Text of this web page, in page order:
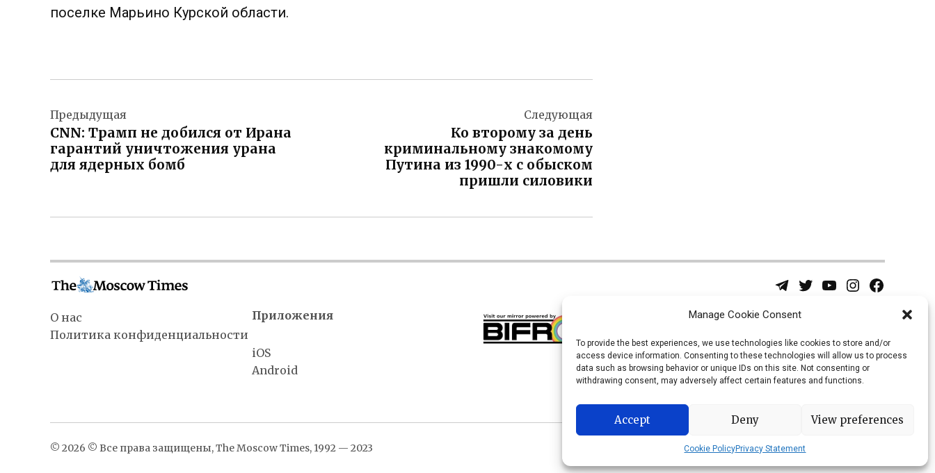
Manage Cookie Consent
To provide the best experiences, we use technologies like cookies to store and/or
access device information. Consenting to these technologies will allow us to process
data such as browsing behavior or unique IDs on this site. Not consenting or
withdrawing consent, may adversely affect certain features and functions.
Accept Deny View preferences
Cookie PolicyPrivacy Statement
поселке Марьино Курской области.
по
записям
Предыдущая
CNN: Трамп не добился от Ирана
гарантий уничтожения урана
для ядерных бомб
Следующая
Ко второму за день
криминальному знакомому
Путина из 1990-х с обыском
пришли силовики
Telegram
Twitter
Username
YouTubeInstagram
Facebook
О нас
Политика конфиденциальности
Приложения
iOS
Android
© 2026 © Все права защищены, The Moscow Times, 1992 — 2023